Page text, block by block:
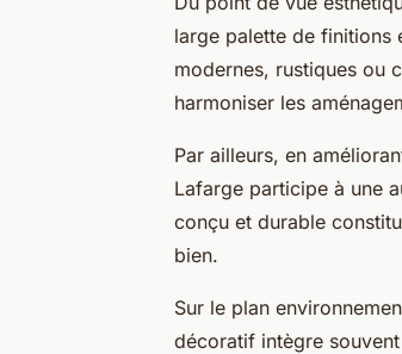
large palette de finitions
modernes, rustiques ou
harmoniser les
Par ailleurs, en
Lafarge participe à une
conçu et durable
bien.
Sur le plan
décoratif intègre